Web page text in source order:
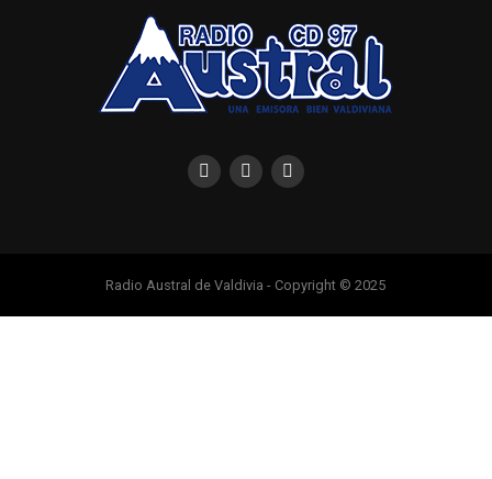
Radio Austral de Valdivia - Copyright © 2025